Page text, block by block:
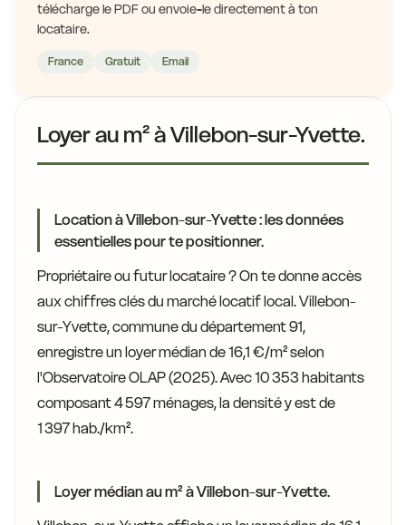
télécharge le PDF ou envoie-le directement à ton
locataire.
France Gratuit Email
Loyer au m² à Villebon-sur-Yvette.
Location à Villebon-sur-Yvette : les données
essentielles pour te positionner.
Propriétaire ou futur locataire ? On te donne accès
aux chiffres clés du marché locatif local. Villebon-
sur-Yvette, commune du département 91,
enregistre un loyer médian de 16,1 €/m² selon
l'Observatoire OLAP (2025). Avec 10 353 habitants
composant 4 597 ménages, la densité y est de
1 397 hab./km².
Loyer médian au m² à Villebon-sur-Yvette.